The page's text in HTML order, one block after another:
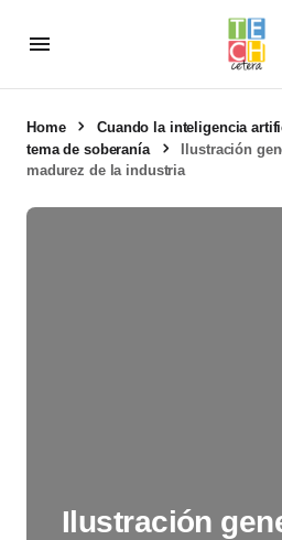
Home
Cuando la inteligencia
tema de soberanía
Ilustración
madurez de la industria
Ilustración